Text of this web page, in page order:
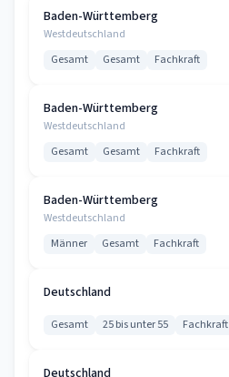
Baden-Württemberg
Westdeutschland
Gesamt Gesamt Fachkraft
Baden-Württemberg
Westdeutschland
Gesamt Gesamt Fachkraft
Baden-Württemberg
Westdeutschland
Männer Gesamt Fachkraft
Deutschland
Gesamt 25 bis unter 55 Fachkraft
Deutschland